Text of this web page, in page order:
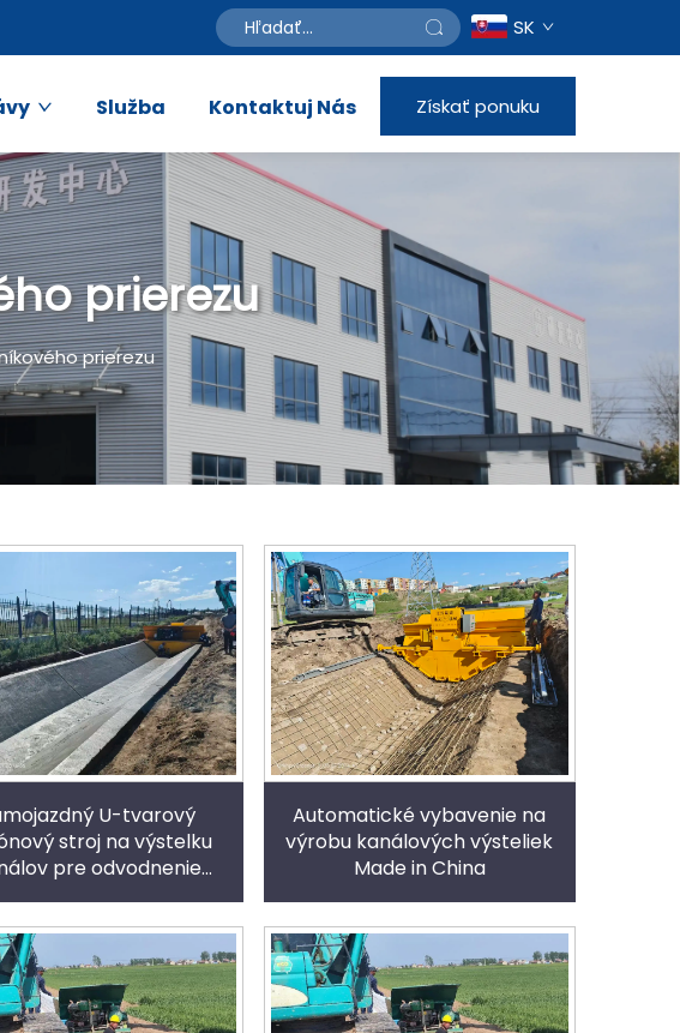
SK
Služba Kontaktuj Nás Získať ponuku
prierezu
prierezu
U-tvarový
stroj na výstelku
pre odvodnenie
Automatické vybavenie na
výrobu kanálových výsteliek
Made in China